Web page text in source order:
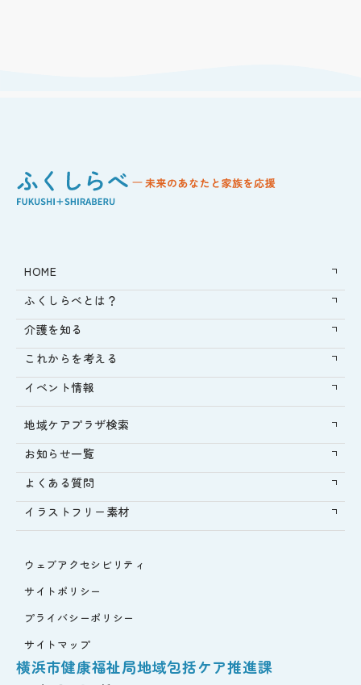
HOME
ふくしらべとは？
介護を知る
これからを考える
イベント情報
地域ケアプラザ検索
お知らせ一覧
よくある質問
イラストフリー素材
ウェブアクセシビリティ
サイトポリシー
プライバシーポリシー
サイトマップ
横浜市健康福祉局地域包括ケア推進課